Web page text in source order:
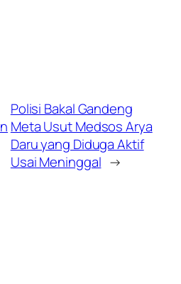
Polisi Bakal Gandeng
Meta Usut Medsos Arya
Daru yang Diduga Aktif
Usai Meninggal →